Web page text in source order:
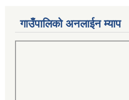
गाउँपालिको अनलाईन म्याप